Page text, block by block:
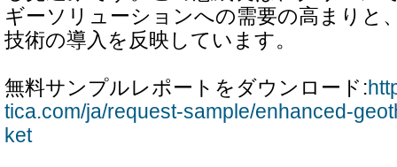
ギーソリューションへの需要の高まりと
技術の導入を反映しています。
無料サンプルレポートをダウンロード:
tica.com/ja/request-sample/enhanced-
ket